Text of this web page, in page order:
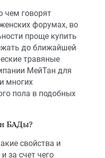
чем говорят
форумах, во
проще купить
до ближайшей
травяные
МейТан для
многих
пола в подобных
БАДы?
свойства и
за счет чего